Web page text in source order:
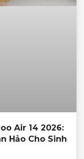
Air 14 2026:
Hảo Cho Sinh